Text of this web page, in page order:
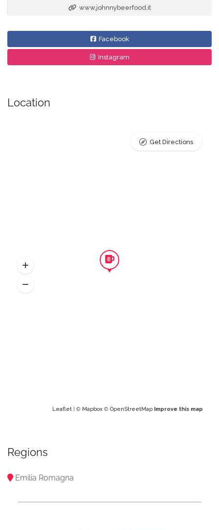
www.johnnybeerfood.it
Facebook
Instagram
Location
Leaflet | © Mapbox © OpenStreetMap Improve this map
Get Directions
Regions
Emilia Romagna